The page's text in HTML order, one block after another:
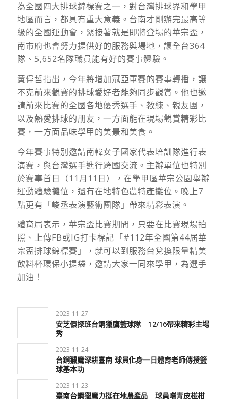
為全國四大排球錦標賽之一，對台灣排球界和學甲
地區而言，都具有重大意義。台南才剛辦完最高等
級的全國運動會，緊接著就是即將登場的華宗盃，
南市府也會努力提供好的服務與場地，讓全台364
隊、5,652名隊職員能有好的賽事體驗。
黃偉哲指出，今年將增加冠亞軍賽的賽事轉播，讓
不克前來觀賽的排球愛好者能夠同步觀賞。他也邀
請前來比賽的全國各地優秀選手、教練、親友團，
以及熱愛排球的朋友，一方面能在現場觀賞精彩比
賽，一方面品味學甲的美景和美食。
今年賽事特別邀請南韓女子國家代表培訓隊進行表
演賽，與台灣選手進行跨國交流。主辦單位也特別
於賽事首日（11月11日），在學甲區華宗公園舉辦
運動體驗攤位，還有在地特色農特產攤位。晚上7
點更有「峻丞表演藝術團隊」帶來精彩表演。
體育局表示，華宗盃比賽期間，只要在比賽現場拍
照、上傳FB或IG打卡標記「#112年全國第44屆華
宗盃排球錦標賽」，就可以到服務台兌換限量精美
飲料杯環保小提袋，邀請大家一同來學甲，為選手
加油！
2023-11-27
安芝儇探班台鋼獵鷹籃球隊 12/16帶來精彩主場
秀
2023-11-24
台鋼獵鷹深耕臺南 球員化身一日體育老師傳授籃
球基本功
2023-11-23
臺南台鋼獵鷹力挺在地農產品 球員嚐青皮椪柑